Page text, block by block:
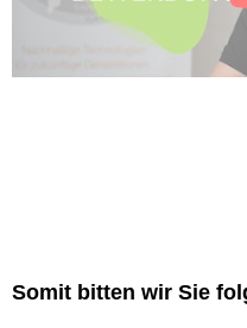
Somit bitten wir Sie